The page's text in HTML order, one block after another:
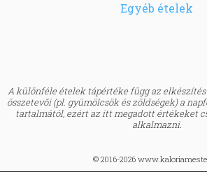
Egyéb ételek
A különféle ételek tápértéke függ az
összetevői (pl. gyümölcsök és zöldségek) a
tartalmától, ezért az itt megadott értékeket
alkalmazni.
© 2016-2026